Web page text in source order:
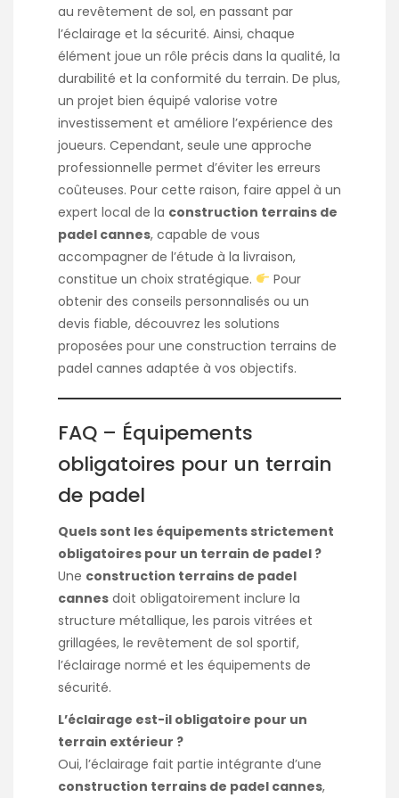
au revêtement de sol, en passant par
l’éclairage et la sécurité. Ainsi, chaque
élément joue un rôle précis dans la qualité, la
durabilité et la conformité du terrain. De plus,
un projet bien équipé valorise votre
investissement et améliore l’expérience des
joueurs. Cependant, seule une approche
professionnelle permet d’éviter les erreurs
coûteuses. Pour cette raison, faire appel à un
expert local de la construction terrains de
padel cannes, capable de vous
accompagner de l’étude à la livraison,
constitue un choix stratégique.
Pour
obtenir des conseils personnalisés ou un
devis fiable, découvrez les solutions
proposées pour une construction terrains de
padel cannes adaptée à vos objectifs.
FAQ – Équipements
obligatoires pour un terrain
de padel
Quels sont les équipements strictement
obligatoires pour un terrain de padel ?
Une construction terrains de padel
cannes doit obligatoirement inclure la
structure métallique, les parois vitrées et
grillagées, le revêtement de sol sportif,
l’éclairage normé et les équipements de
sécurité.
L’éclairage est-il obligatoire pour un
terrain extérieur ?
Oui, l’éclairage fait partie intégrante d’une
construction terrains de padel cannes,